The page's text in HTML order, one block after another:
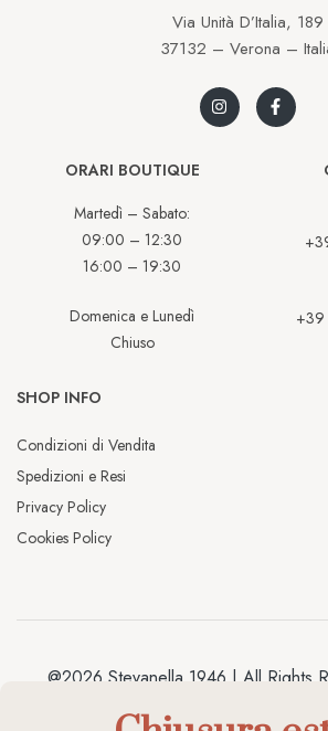
Via Unità D’Italia, 189
37132 – Verona –
ORARI BOUTIQUE
Martedì – Sabato:
09:00 – 12:30
16:00 – 19:30
Domenica e Lunedì
Chiuso
+39
SHOP INFO
Condizioni di Vendita
Spedizioni e Resi
Privacy Policy
Cookies Policy
@2026 Stevanella 1946 | All Rights